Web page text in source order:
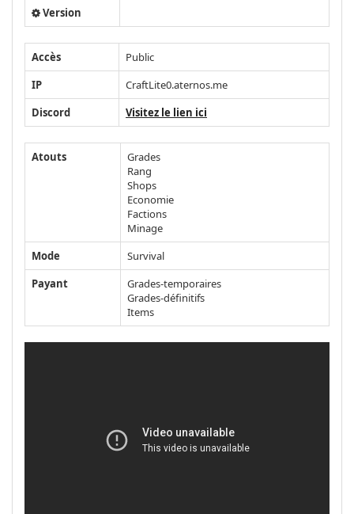
Version
Accès
Public
IP
CraftLite0.aternos.me
Discord
Visitez le lien ici
Atouts
Grades
Rang
Shops
Economie
Factions
Minage
Mode
Survival
Payant
Grades-temporaires
Grades-définitifs
Items